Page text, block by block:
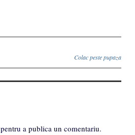
Colac peste pupaza
pentru a publica un comentariu.